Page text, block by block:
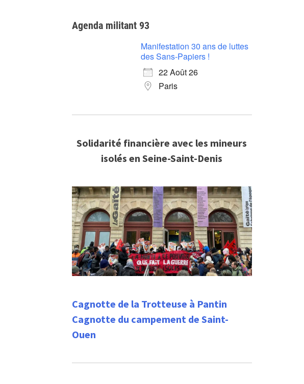
Agenda militant 93
Manifestation 30 ans de luttes
des Sans-Papiers !
22 Août 26
Paris
Solidarité financière avec les mineurs
isolés en Seine-Saint-Denis
Cagnotte de la Trotteuse à Pantin
Cagnotte du campement de Saint-
Ouen